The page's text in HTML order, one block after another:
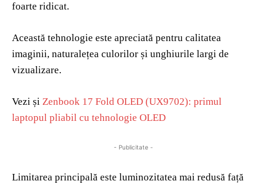
foarte ridicat.
Această tehnologie este apreciată pentru calitatea
imaginii, naturalețea culorilor și unghiurile largi de
vizualizare.
Vezi și Zenbook 17 Fold OLED (UX9702): primul
laptopul pliabil cu tehnologie OLED
- Publicitate -
Limitarea principală este luminozitatea mai redusă față